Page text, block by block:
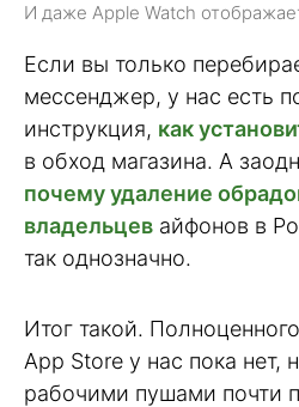
И даже Apple Watch
Если вы только
мессенджер, у нас есть
инструкция, как
в обход магазина. А
почему удаление
владельцев айфонов в
так однозначно.
Итог такой.
App Store у нас пока нет,
рабочими пушами почти